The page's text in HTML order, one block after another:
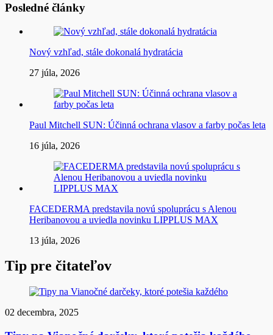
Posledné články
Nový vzhľad, stále dokonalá hydratácia
27 júla, 2026
Paul Mitchell SUN: Účinná ochrana vlasov a farby počas leta
16 júla, 2026
FACEDERMA predstavila novú spoluprácu s Alenou
Heribanovou a uviedla novinku LIPPLUS MAX
13 júla, 2026
Tip pre čitateľov
02 decembra, 2025